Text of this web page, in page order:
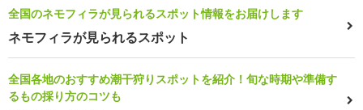
全国のネモフィラが見られるスポット情報をお届けします
ネモフィラが見られるスポット
全国各地のおすすめ潮干狩りスポットを紹介！旬な時期や準備す
るもの採り方のコツも